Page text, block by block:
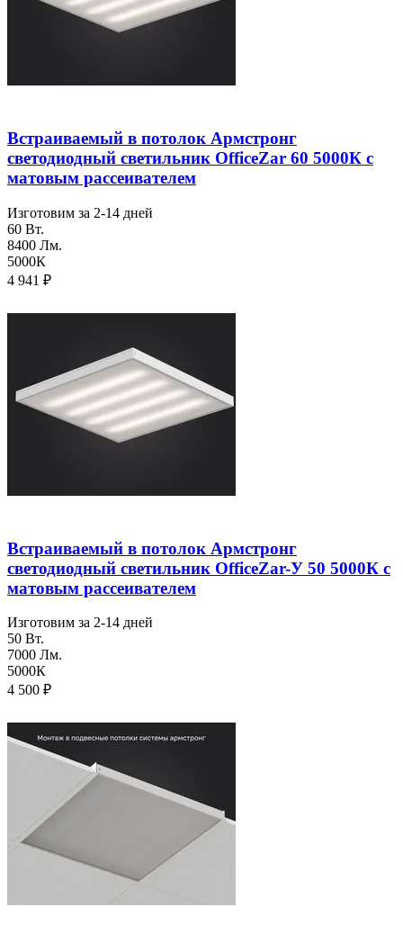
Встраиваемый в потолок Армстронг
светодиодный светильник OfficeZar 60 5000К с
матовым рассеивателем
Изготовим за 2-14 дней
60 Вт.
8400 Лм.
5000К
4 941 ₽
Встраиваемый в потолок Армстронг
светодиодный светильник OfficeZar-У 50 5000К с
матовым рассеивателем
Изготовим за 2-14 дней
50 Вт.
7000 Лм.
5000К
4 500 ₽